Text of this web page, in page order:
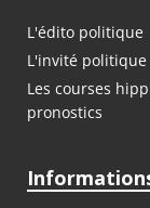
L'édito politique
L'invité politique
Les courses
pronostics